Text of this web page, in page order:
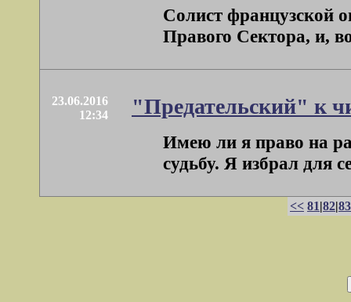
Солист французской
Правого Сектора, и,
23.06.2016
12:34
"Предательский" к
Имею ли я право на
судьбу. Я избрал для
<< 81|82|83